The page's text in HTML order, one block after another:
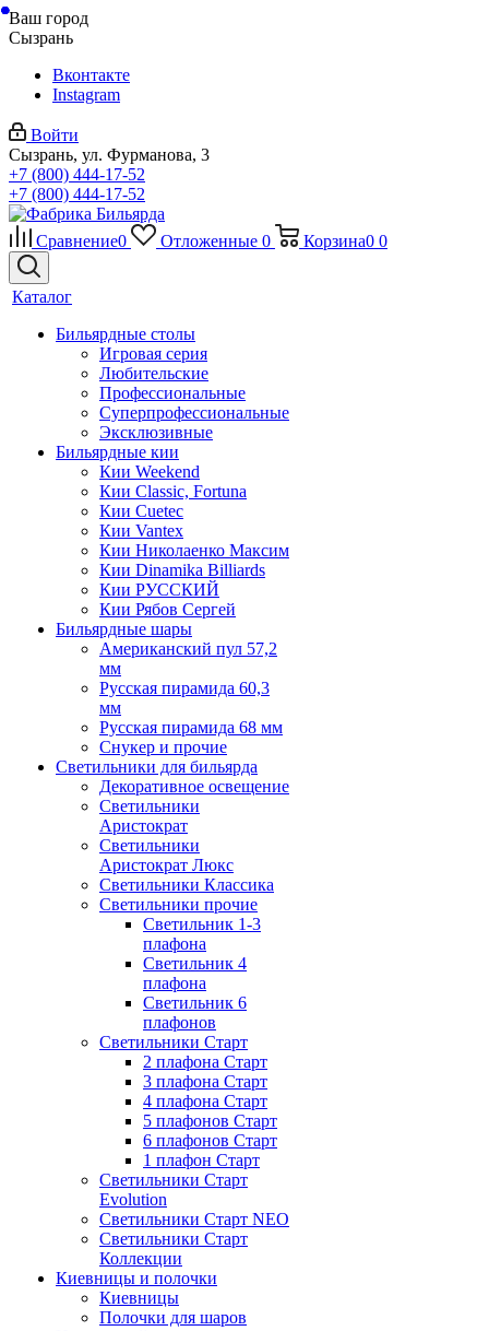
Ваш город
Сызрань
Вконтакте
Instagram
Войти
Сызрань, ул. Фурманова, 3
+7 (800) 444-17-52
+7 (800) 444-17-52
Сравнение0 Отложенные 0 Корзина0 0
Каталог
Бильярдные столы
Игровая серия
Любительские
Профессиональные
Суперпрофессиональные
Эксклюзивные
Бильярдные кии
Кии Weekend
Кии Classic, Fortuna
Кии Cuetec
Кии Vantex
Кии Николаенко Максим
Кии Dinamika Billiards
Кии РУССКИЙ
Кии Рябов Сергей
Бильярдные шары
Американский пул 57,2
мм
Русская пирамида 60,3
мм
Русская пирамида 68 мм
Снукер и прочие
Светильники для бильярда
Декоративное освещение
Светильники
Аристократ
Светильники
Аристократ Люкс
Светильники Классика
Светильники прочие
Светильник 1-3
плафона
Светильник 4
плафона
Светильник 6
плафонов
Светильники Старт
2 плафона Старт
3 плафона Старт
4 плафона Старт
5 плафонов Старт
6 плафонов Старт
1 плафон Старт
Светильники Старт
Evolution
Светильники Старт NEO
Светильники Старт
Коллекции
Киевницы и полочки
Киевницы
Полочки для шаров